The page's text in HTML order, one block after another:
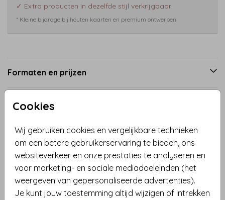
Cookies
Wij gebruiken cookies en vergelijkbare technieken
om een betere gebruikerservaring te bieden, ons
websiteverkeer en onze prestaties te analyseren en
voor marketing- en sociale mediadoeleinden (het
weergeven van gepersonaliseerde advertenties).
Je kunt jouw toestemming altijd wijzigen of intrekken
✓ Extra producten in dezelfde stijl verkrijgbaar
* Kleine bijdrage bij houten kaarten en premium ontwerpen
Formaten en prijzen
Omschrijving
Kerstkaart met je eigen foto en een feestelijk
fotokader met een fee, vele gekleurde sterretjes en
de tekst Merry X-mas and a Happy New Year!